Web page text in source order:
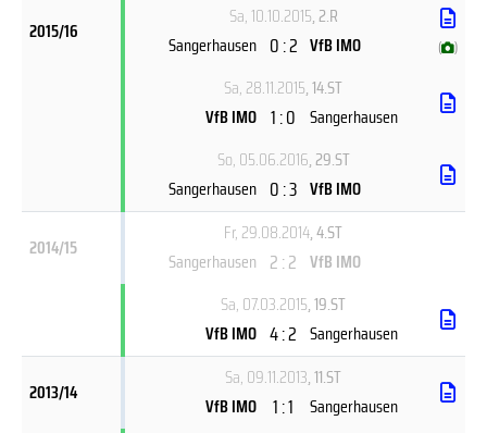
2015/16
Sa, 10.10.2015, 2.R
Sangerhausen 0 : 2 VfB IMO ( )
Sa, 28.11.2015, 14.ST
VfB IMO 1 : 0 Sangerhausen
So, 05.06.2016, 29.ST
Sangerhausen 0 : 3 VfB IMO
2014/15
Fr, 29.08.2014, 4.ST
Sangerhausen 2 : 2 VfB IMO
Sa, 07.03.2015, 19.ST
VfB IMO 4 : 2 Sangerhausen
2013/14
Sa, 09.11.2013, 11.ST
VfB IMO 1 : 1
Sangerhausen